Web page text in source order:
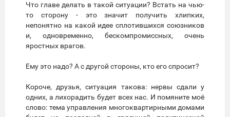
Что главе делать в такой ситуации? Встать на чью-
то сторону - это значит получить хлипких,
непонятно на какой идее сплотившихся союзников
и, одновременно, бескомпромиссных, очень
яростных врагов.
Ему это надо? А с другой стороны, кто его спросит?
Короче, друзья, ситуация такова: нервы сдали у
одних, а лихорадить будет всех нас. И помяните моё
слово: тема управления многоквартирными домами